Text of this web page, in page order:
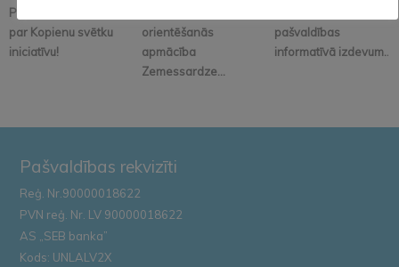
Pastāsti savas domas
par Kopienu svētku
iniciatīvu!
orientēšanās
apmācība
Zemessardze...
pašvaldības
informatīvā izdevum...
Pašvaldības rekvizīti
Reģ. Nr.90000018622
PVN reģ. Nr. LV 90000018622
AS „SEB banka”
Kods: UNLALV2X